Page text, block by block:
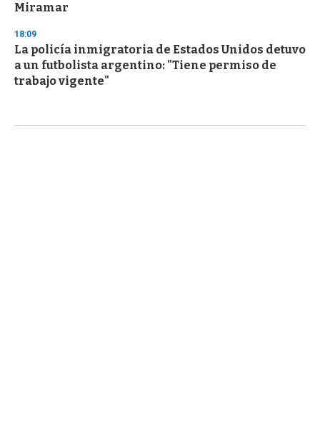
Miramar
18:09
La policía inmigratoria de Estados Unidos detuvo
a un futbolista argentino: "Tiene permiso de
trabajo vigente"